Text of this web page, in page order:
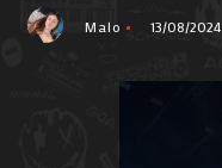
Malo 13/08/2024